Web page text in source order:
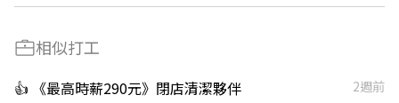
相似打工
👍 《最高時薪290元》閉店清潔夥伴
2週前